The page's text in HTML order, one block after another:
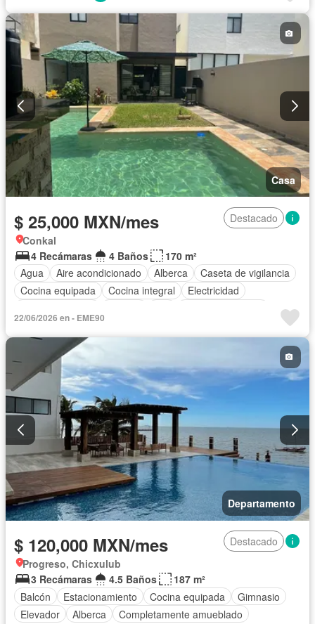
Casa
$ 25,000 MXN/mes
Destacado
Conkal
4 Recámaras
4 Baños
170 m²
Agua
Aire acondicionado Alberca
Caseta de vigilancia
Cocina equipada
Cocina integral
Electricidad
Permite niños
Completamente amueblado
22/06/2026 en - EME90
Departamento
$ 120,000 MXN/mes
Destacado
Progreso, Chicxulub
3 Recámaras
4.5 Baños
187 m²
Balcón
Estacionamiento Cocina equipada
Gimnasio
Elevador
Alberca Completamente amueblado